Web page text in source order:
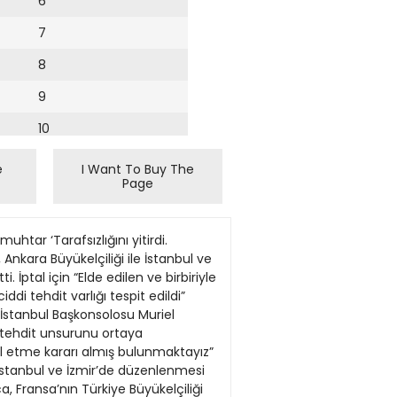
7
8
9
10
14
15
16
17
18
I Want To Buy The
Page
Mahkeme ve duruşma savcısı, Çomak’ın işkence iddiasını ciddiye almadı. Çomak, 1994’te 21 yaşında bir üniversite öğrencisiyken tutuklanmış, DGM’de yargılandığı dava 2000’de sonuçlanmıştı. PKK üyesi olduğu, kod adlarıyla anıldığı, güvenlik güçleriyle çatışmaya girdiği belirtilerek, ağırlaştırılmış müebbete mahkum edilmişti. İstanbul 4. Ağır Ceza Mahkemesi’nde yeniden yargılanan Çomak’ın tahliye talep leri reddedildi. Dünkü duruşmada, tanık olarak dinlenen polisler Ümit Karabay ve Yüksel Ateşoğlu ‘baskı sonucu ifade almadığını, sanığın hür iradesiyle ifade verdiğini söyledi. Çomak ise tanıkların yalan söylediğini dile getirdi. Ateşoğlu’nun kendisine işkence yapan polislerden biri olduğunu söyleyen Çomak, “Özgür irade söz konusu değildir. İşkence yapılmıştır. Sanık saç modeli bile değişmemiş” dedi. Çomak’ın avukatı Fırat Aydınkaya, Çomak’ın kendisine işkence yapan polisi tanıdığını belirterek, “Heyetiniz suç duyurusunda bulunmalı. Sanık Bingöl’deki eylemden yargılanıyor. O eyleme dair evraklar getirtilmelidir” dedi. Çomak’ın işkenceci diye teşhis ettiği tanık hakkında suç duyurusunda bulunulması yönündeki talebi reddeden mahkeme davayı 28 Eylül’e erteledi. l İSTANBUL/Cumhuriyet haber 5 Katliam çeteleri... Bazen en sıkı dostumuz oldular bazen düşmanımız... Nasıl oldu diye düşündük, sağa döndük sola döndük, sonra özür falan diledik. Kim dost kim düşman orası belli değil... Almanya “soykırım” deyince düşmanımz oldu, mülteci sorunu, al gülüm ver gülüm hikâyesi, “Haydi gel barışalım, İncirlik’te uçaklarınıza yer açtık” çağrısı... 12 Eylül Anayasası’nın üzerine kurulmuş bir yönetim biçimi, yasaların yok sayılması, Balyoz mağdurları, kumpas, paralel devlet... Eski ortağın polisi, savcısı, yargıcı, medyası... Derin dostlar şimdilerde düşman. Birlikte yürümüşlerdi o yollarda, yağmurda ıslanmışlardı ya! Hey gidi günler hey! Eski dostlar darbeci oldu... Akıl oyunlarının bile almayacağı bir süreçten geçerken, eski düşmanımız İsrail “en yakın dost” olurken gel de “Mavi Marmara”yı düşünme... Yumun gözlerinizi, o İsrail